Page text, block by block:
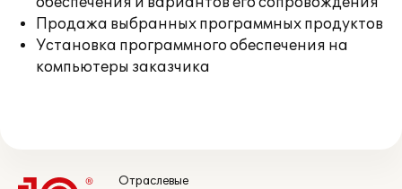
Продажа выбранных программных продуктов
Установка программного обеспечения на
компьютеры заказчика
Отраслевые